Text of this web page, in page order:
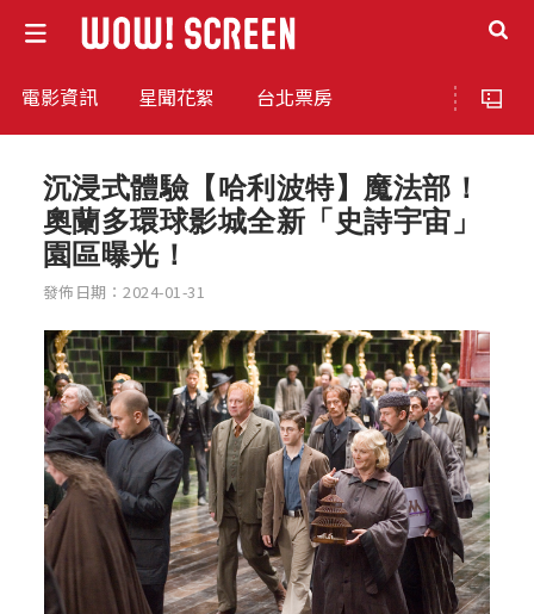
電影資訊 星聞花絮 台北票房
沉浸式體驗【哈利波特】魔法部！
奧蘭多環球影城全新「史詩宇宙」
園區曝光！
發佈日期：2024-01-31